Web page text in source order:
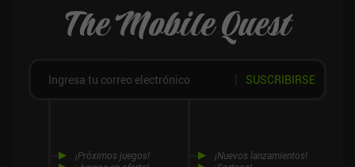
The Mobile Quest
¡Próximos juegos!
¡Nuevos lanzamientos!
SUSCRIBIRSE